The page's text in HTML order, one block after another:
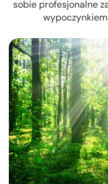
sobie profesjonalne